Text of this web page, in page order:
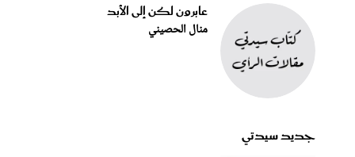
عابرون لكن إلى الأبد
منال الحصيني
جديد سيدتي